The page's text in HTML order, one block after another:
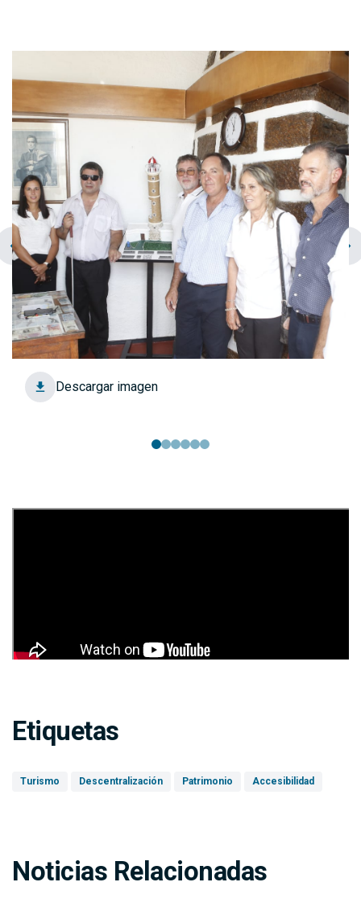
Descargar imagen
chevron_left navigate_next
Etiquetas
Turismo Descentralización Patrimonio Accesibilidad
Noticias Relacionadas